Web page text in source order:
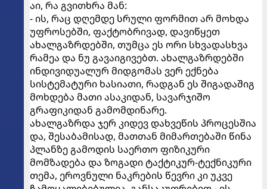
აი, რა გვითხრა მან:
- ის, რაც დღემდე სრული ფორმით არ მოხდა
უფროსებში, ფაქტობრივად, დავიწყეთ
ახალგაზრდებში, თუმცა ეს ორი სხვადასხვა
რამეა და ნუ გავაიგივებთ. ახალგაზრდებში
ინდივიდუალურ მიდგომას ვერ ექნება
სისტემატური ხასიათი, რადგან ეს შიგადაშიგ
მოხდება მათი ასაკიდან, სავარჯიშო
გრაფიკიდან გამომდინარე.
ახალგაზრდა ჯერ კიდევ დახვეწის პროცესშია
და, შესაბამისად, მათთან მიმართებაში წინა
პლანზე გამოდის საერთო ფიზიკური
მომზადება და ზოგადი ტაქტიკურ-ტექნიკური
თემა, ეროვნული ნაკრების წევრი კი უკვე